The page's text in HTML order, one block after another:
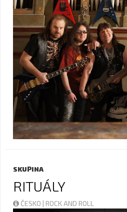
SKUPINA
RITUÁLY
ČESKO | ROCK AND ROLL